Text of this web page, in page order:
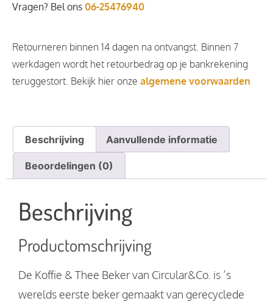
Vragen? Bel ons 06-25476940
Retourneren binnen 14 dagen na ontvangst. Binnen 7
werkdagen wordt het retourbedrag op je bankrekening
teruggestort. Bekijk hier onze algemene voorwaarden
Beschrijving Aanvullende informatie
Beoordelingen (0)
Beschrijving
Productomschrijving
De Koffie & Thee Beker van Circular&Co. is ’s
werelds eerste beker gemaakt van gerecyclede